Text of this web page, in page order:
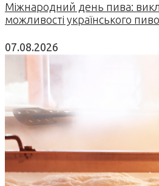
Міжнародний день пива:
можливості українського
07.08.2026